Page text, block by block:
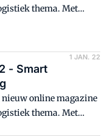
thema. Met
video's en foto's.
1 JAN. 22
- Smart
nieuw online magazine
thema. Met